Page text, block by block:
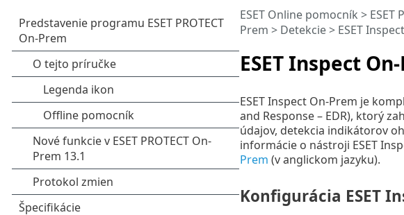
ESET Inspect
ESET Online pomocník > ESET
Prem > Detekcie> ESET
ESET Inspect On-Prem je
and Response – EDR), ktorý
údajov, detekcia indikátorov
informácie o nástroji ESET
Prem (v anglickom jazyku).
Konfigurácia ESET